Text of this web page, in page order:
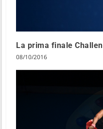
La prima finale
08/10/2016